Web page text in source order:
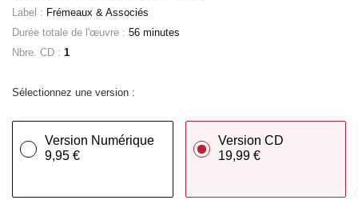
Label : Frémeaux & Associés
Durée totale de l'œuvre : 56 minutes
Nbre. CD : 1
Sélectionnez une version :
Version Numérique
9,95 €
Version CD
19,99 €